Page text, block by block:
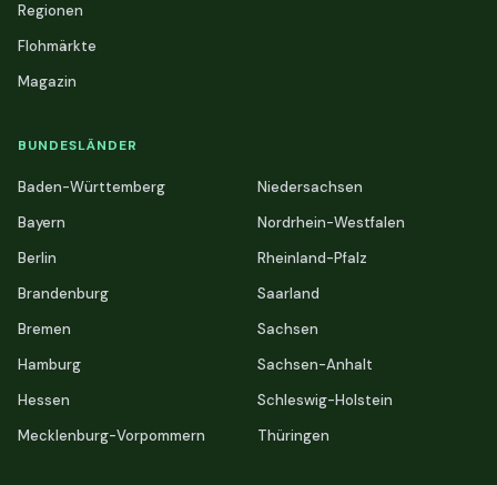
Regionen
Flohmärkte
Magazin
BUNDESLÄNDER
Baden-Württemberg
Bayern
Berlin
Brandenburg
Bremen
Hamburg
Hessen
Mecklenburg-Vorpommern
Niedersachsen
Nordrhein-Westfalen
Rheinland-Pfalz
Saarland
Sachsen
Sachsen-Anhalt
Schleswig-Holstein
Thüringen